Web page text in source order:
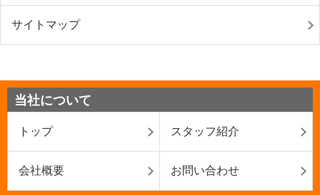
サイトマップ
当社について
トップ スタッフ紹介
会社概要 お問い合わせ